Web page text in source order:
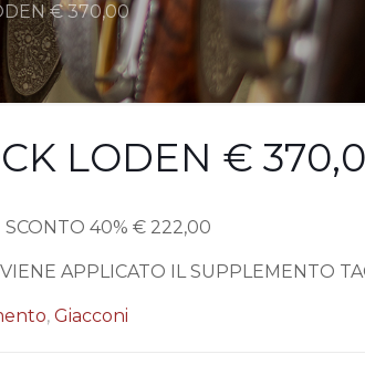
€ 370,00
LODEN €
40% € 222,00
APPLICATO IL SUPPLEMENTO
, Giacconi